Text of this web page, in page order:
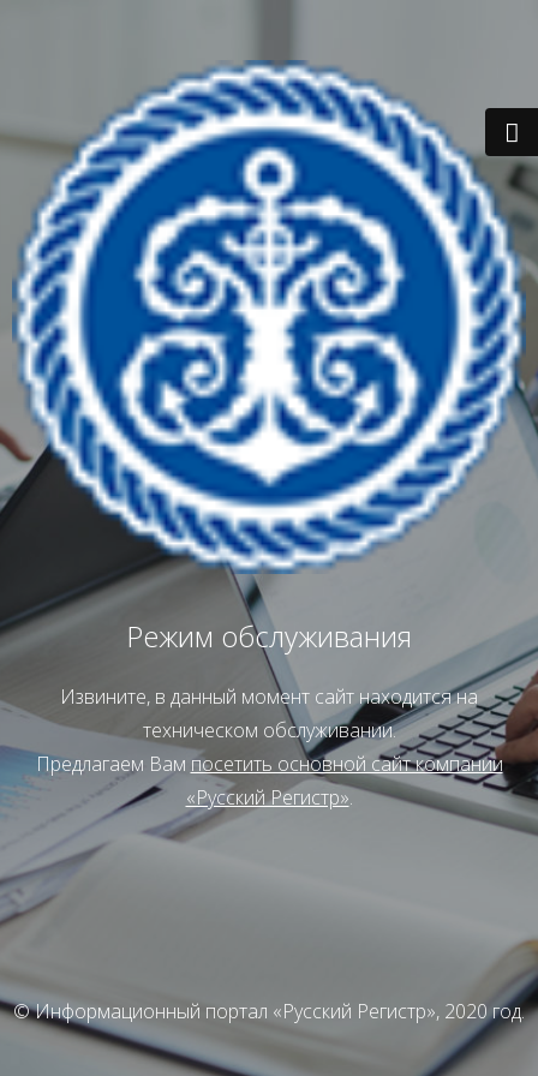
Режим обслуживания
Извините, в данный момент сайт находится на
техническом обслуживании.
Предлагаем Вам посетить основной сайт компании
«Русский Регистр».
© Информационный портал «Русский Регистр», 2020 год.